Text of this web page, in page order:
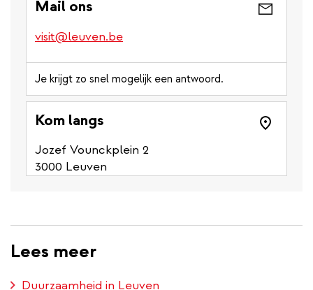
number)
Mail ons
visit@leuven.be
Je krijgt zo snel mogelijk een antwoord.
Kom langs
Jozef Vounckplein 2
3000 Leuven
Lees meer
Duurzaamheid in Leuven